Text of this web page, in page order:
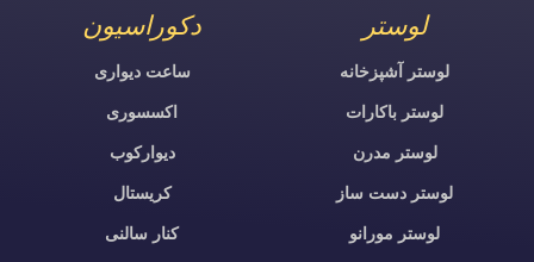
لوستر
لوستر آشپزخانه
لوستر باکارات
لوستر مدرن
لوستر دست ساز
لوستر مورانو
دکوراسیون
ساعت دیواری
اکسسوری
دیوارکوب
کریستال
کنار سالنی